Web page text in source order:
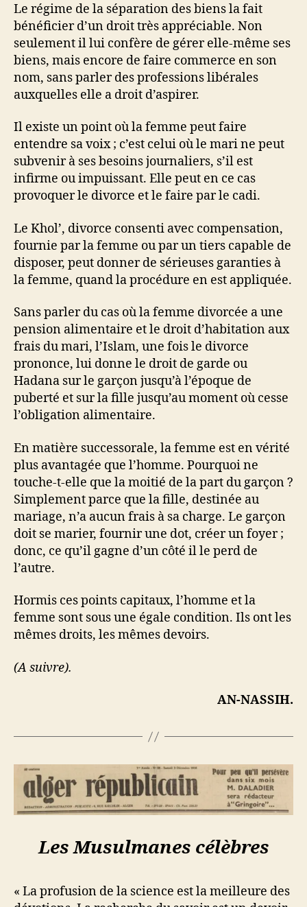
Le régime de la séparation des biens la fait
bénéficier d’un droit très appréciable. Non
seulement il lui confère de gérer elle-même ses
biens, mais encore de faire commerce en son
nom, sans parler des professions libérales
auxquelles elle a droit d’aspirer.
Il existe un point où la femme peut faire
entendre sa voix ; c’est celui où le mari ne peut
subvenir à ses besoins journaliers, s’il est
infirme ou impuissant. Elle peut en ce cas
provoquer le divorce et le faire par le cadi.
Le Khol’, divorce consenti avec compensation,
fournie par la femme ou par un tiers capable de
disposer, peut donner de sérieuses garanties à
la femme, quand la procédure en est appliquée.
Sans parler du cas où la femme divorcée a une
pension alimentaire et le droit d’habitation aux
frais du mari, l’Islam, une fois le divorce
prononce, lui donne le droit de garde ou
Hadana sur le garçon jusqu’à l’époque de
puberté et sur la fille jusqu’au moment où cesse
l’obligation alimentaire.
En matière successorale, la femme est en vérité
plus avantagée que l’homme. Pourquoi ne
touche-t-elle que la moitié de la part du garçon ?
Simplement parce que la fille, destinée au
mariage, n’a aucun frais à sa charge. Le garçon
doit se marier, fournir une dot, créer un foyer ;
donc, ce qu’il gagne d’un côté il le perd de
l’autre.
Hormis ces points capitaux, l’homme et la
femme sont sous une égale condition. Ils ont les
mêmes droits, les mêmes devoirs.
(A suivre).
AN-NASSIH.
Les Musulmanes célèbres
« La profusion de la science est la meilleure des